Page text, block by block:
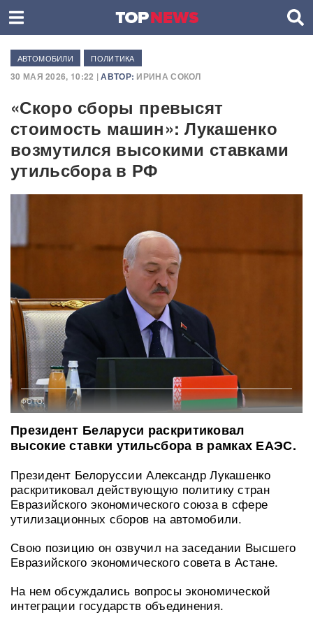
АВТОМОБИЛИ ПОЛИТИКА
30 МАЯ 2026, 10:22 |АВТОР: ИРИНА СОКОЛ
«Скоро сборы превысят
стоимость машин»: Лукашенко
возмутился высокими ставками
утильсбора в РФ
ФОТО:
Президент Беларуси раскритиковал
высокие ставки утильсбора в рамках ЕАЭС.
Президент Белоруссии Александр Лукашенко
раскритиковал действующую политику стран
Евразийского экономического союза в сфере
утилизационных сборов на автомобили.
Свою позицию он озвучил на заседании Высшего
Евразийского экономического совета в Астане.
На нем обсуждались вопросы экономической
интеграции государств объединения.